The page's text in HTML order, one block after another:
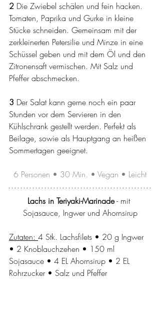
2 Die Zwiebel schälen und fein hacken.
Tomaten, Paprika und Gurke in kleine
Stücke schneiden. Gemeinsam mit der
zerkleinerten Petersilie und Minze in eine
Schüssel geben und mit dem Öl und den
Zitronensaft vermischen. Mit Salz und
Pfeffer abschmecken.
3 Der Salat kann gerne noch ein paar
Stunden vor dem Servieren in den
Kühlschrank gestellt werden. Perfekt als
Beilage, sowie als Hauptgang an heißen
Sommertagen geeignet.
6 Personen • 30 Min. • Vegan • Leicht
Lachs in Teriyaki-Marinade - mit
Sojasauce, Ingwer und Ahornsirup
Zutaten: 4 Stk. Lachsfilets • 20 g Ingwer
• 2 Knoblauchzehen • 150 ml
Sojasauce • 4 EL Ahornsirup • 2 EL
Rohrzucker • Salz und Pfeffer